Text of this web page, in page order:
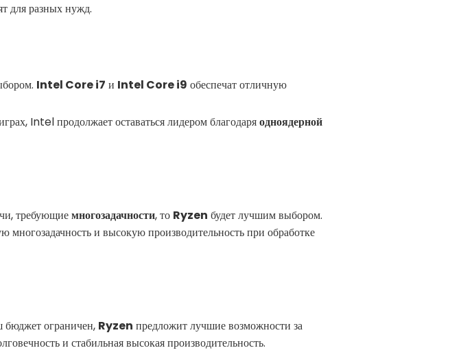
для разных нужд.
Intel Core i7 и Intel Core i9 обеспечат отличную
Intel продолжает оставаться лидером благодаряодноядерной
требующиемногозадачности, то Ryzen будет лучшим выбором.
многозадачность и высокую производительность при обработке
бюджет ограничен, Ryzen предложит лучшие возможности за
и стабильная высокая производительность.